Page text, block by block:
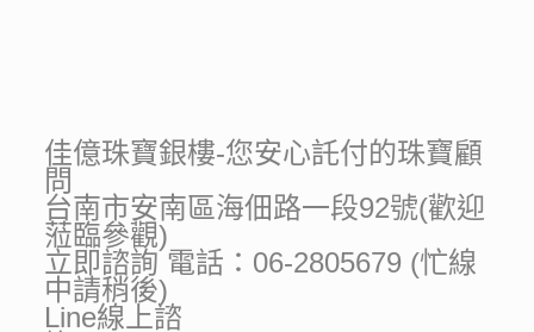
佳億珠寶銀樓-您安心託付的珠寶顧
問
台南市安南區海佃路一段92號(歡迎
蒞臨參觀)
立即諮詢 電話：06-2805679 (忙線
中請稍後)
Line線上諮